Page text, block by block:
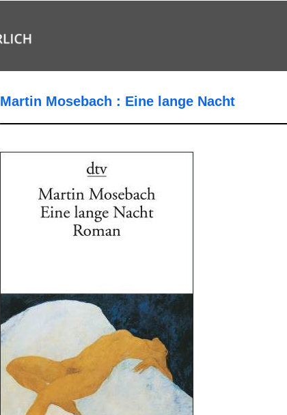
Martin Mosebach : Eine lange Nacht